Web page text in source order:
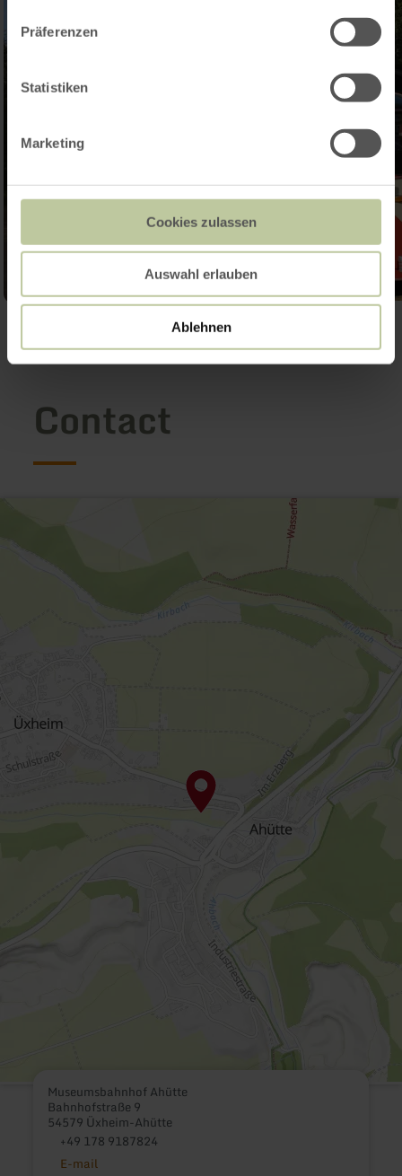
Präferenzen
Statistiken
Marketing
Cookies zulassen
Auswahl erlauben
Ablehnen
Galerij openen
Contact
Museumsbahnhof Ahütte
Bahnhofstraße 9
54579 Üxheim-Ahütte
+49 178 9187824
E-mail